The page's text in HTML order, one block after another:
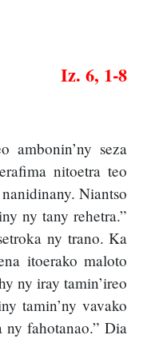
Iz. 6, 1-8
ambonin’ny seza
nitoetra teo
Niantso
ny tany rehetra.”
ny trano. Ka
itoerako maloto
ny iray tamin’ireo
tamin’ny vavako
ny fahotanao.” Dia